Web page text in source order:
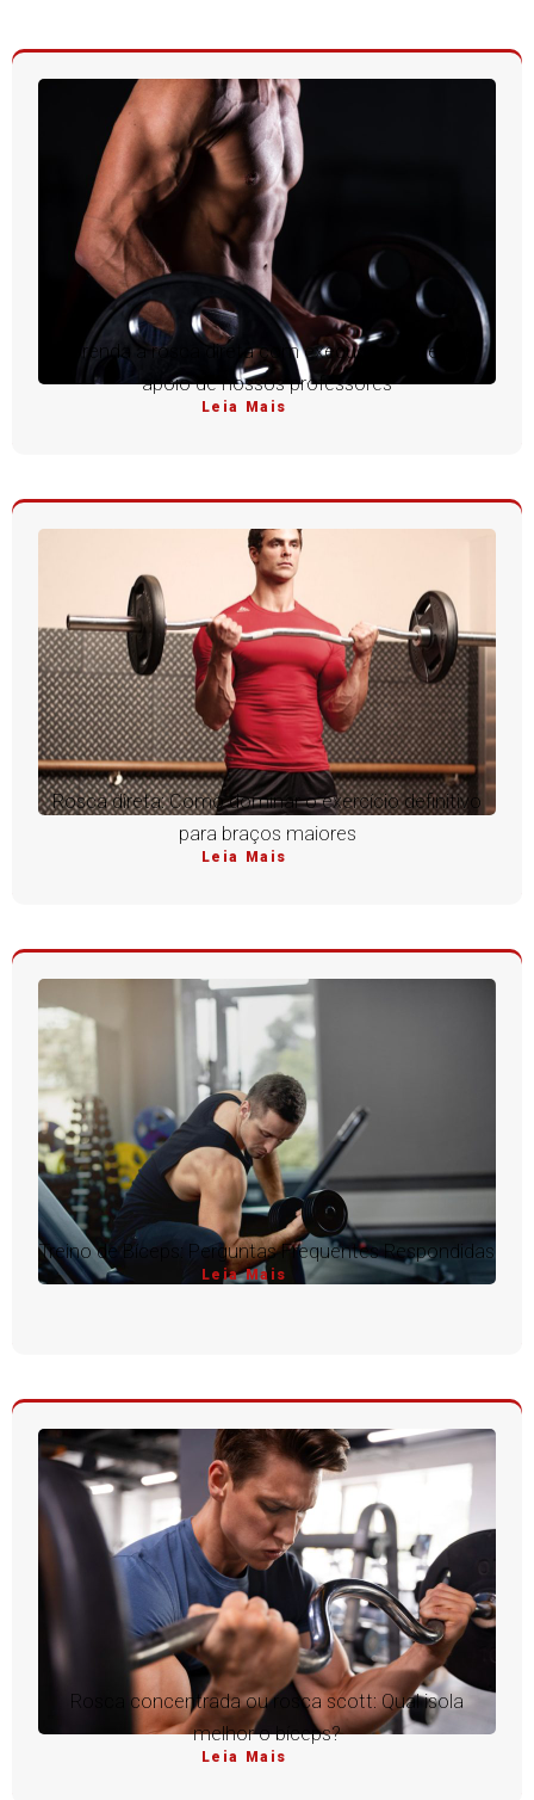
Aprenda a rosca direta com execução perfeita e
apoio de nossos professores
Leia Mais
Rosca direta: Como dominar o exercício definitivo
para braços maiores
Leia Mais
Treino de Bíceps: Perguntas Frequentes Respondidas
Leia Mais
Rosca concentrada ou rosca scott: Qual isola
melhor o bíceps?
Leia Mais